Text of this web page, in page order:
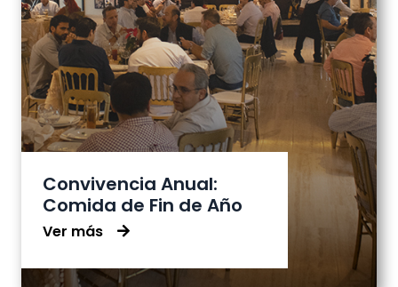
Convivencia Anual:
Comida de Fin de Año
Ver más